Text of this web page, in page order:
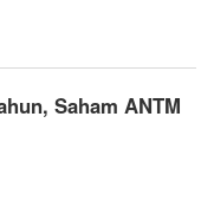
Saham ANTM